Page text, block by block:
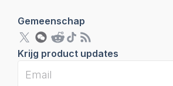
Gemeenschap
Krijg product updates